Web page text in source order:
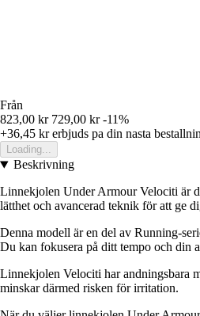
Från
823,00 kr 729,00 kr -11%
+36,45 krerbjuds pa din nasta
Loading...
Beskrivning
Linnekjolen Under Armour Velociti är
lätthet och avancerad teknik för att ge
Denna modell är en del av Running-
Du kan fokusera på ditt tempo och din
Linnekjolen Velociti har andningsbara
minskar därmed risken för irritation.